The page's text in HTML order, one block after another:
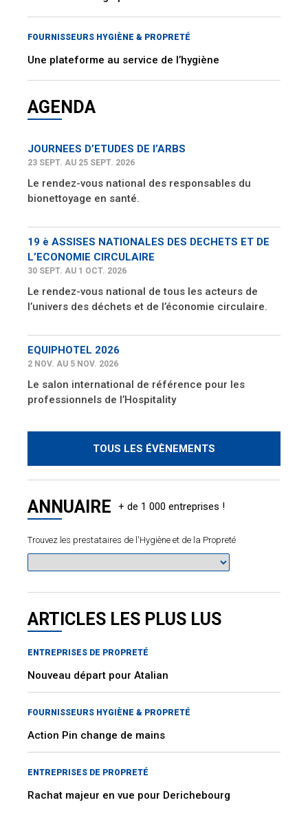
FOURNISSEURS HYGIÈNE & PROPRETÉ
Une plateforme au service de l’hygiène
AGENDA
JOURNEES D’ETUDES DE l’ARBS
23 SEPT. AU 25 SEPT. 2026
Le rendez-vous national des responsables du
bionettoyage en santé.
19 è ASSISES NATIONALES DES DECHETS ET DE
L’ECONOMIE CIRCULAIRE
30 SEPT. AU 1 OCT. 2026
Le rendez-vous national de tous les acteurs de
l’univers des déchets et de l’économie circulaire.
EQUIPHOTEL 2026
2 NOV. AU 5 NOV. 2026
Le salon international de référence pour les
professionnels de l’Hospitality
TOUS LES ÉVÈNEMENTS
ANNUAIRE
Trouvez les prestataires de l'Hygiène et de la Propreté
ARTICLES LES PLUS LUS
ENTREPRISES DE PROPRETÉ
Nouveau départ pour Atalian
FOURNISSEURS HYGIÈNE & PROPRETÉ
Action Pin change de mains
ENTREPRISES DE PROPRETÉ
Rachat majeur en vue pour Derichebourg